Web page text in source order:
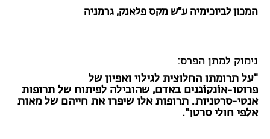
המכון לביוכימיה ע"ש מקס פלאנק, גרמניה
נימוק למתן הפרס:
"על תרומתו החלוצית לגילוי ואפיון של
פרוטו-אוֹנקוֹגנים באדם, שהובילה לפיתוח של תרופות
אנטי-סרטניות. תרופות אלו שיפרו את חייהם של מאות
אלפי חולי סרטן".